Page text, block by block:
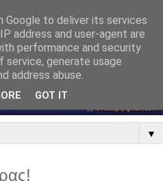
▼
Google to deliver its services
address and user-agent are
performance and security
generate usage
address abuse.
GOT IT